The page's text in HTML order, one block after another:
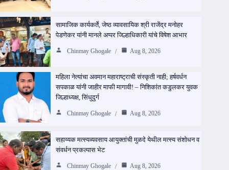
सामाजिक कार्यकर्ते, जेष्ठ व्यावसायिक श्री राजेंद्र मनोहर
पेडणेकर यांनी मानले अप्पर जिल्हाधिकारी यांचे विषेश आभार
Chinmay Ghogale Aug 8, 2026
महिला नेत्यांचा अवमान महाराष्ट्राची संस्कृती नाही; हर्षवर्धन
सपकाळ यांनी जाहीर माफी मागावी! – निशिकांत कडुलकर युवक
जिल्हाध्यक्ष, सिंधुदुर्ग
Chinmay Ghogale Aug 8, 2026
सहाय्यक मत्स्यव्यवसाय आयुक्तांची मुळदे येथील मत्स्य संशोधन व
संवर्धन प्रकल्पास भेट
Chinmay Ghogale Aug 8, 2026